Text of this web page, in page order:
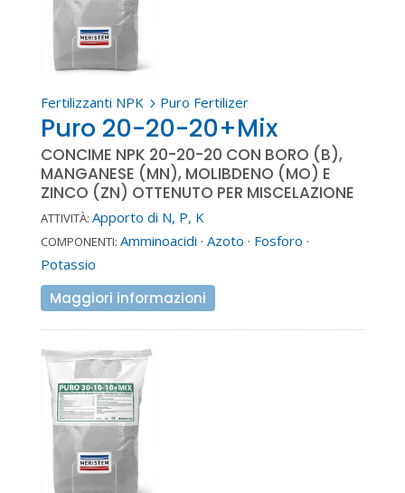
Fertilizzanti NPK5 Puro Fertilizer
Puro 20-20-20+Mix
CONCIME NPK 20-20-20 CON BORO (B),
MANGANESE (MN), MOLIBDENO (MO) E
ZINCO (ZN) OTTENUTO PER MISCELAZIONE
ATTIVITÀ: Apporto di N, P, K
COMPONENTI: Amminoacidi · Azoto · Fosforo ·
Potassio
Maggiori informazioni